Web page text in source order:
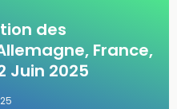
des
France,
Juin 2025